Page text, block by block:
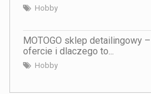
Hobby
MOTOGO sklep detailingowy
ofercie i dlaczego to...
Hobby